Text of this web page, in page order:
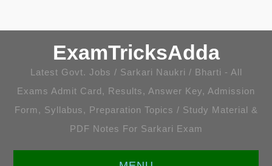
ExamTricksAdda
Latest Govt. Jobs / Sarkari Naukri / Bharti - All
Exams Admit Card, Results, Answer Key, Admission
Form, Syllabus, Preparation Topics / Study Material &
PDF Notes For Sarkari Exam